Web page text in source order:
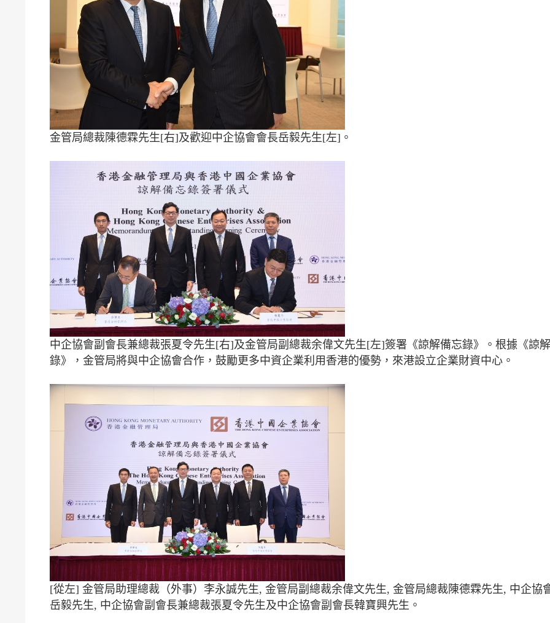
金管局總裁陳德霖先生[右]及歡迎中企協會會長岳毅先生[左]。
中企協會副會長兼總裁張夏令先生[右]及金管局副總裁余偉文先生[左]簽署《諒解備忘錄》。根據《諒
錄》，金管局將與中企協會合作，鼓勵更多中資企業利用香港的優勢，來港設立企業財資中心。
[從左] 金管局助理總裁（外事）李永誠先生, 金管局副總裁余偉文先生, 金管局總裁陳德霖先生, 中企協
岳毅先生, 中企協會副會長兼總裁張夏令先生及中企協會副會長韓寶興先生。